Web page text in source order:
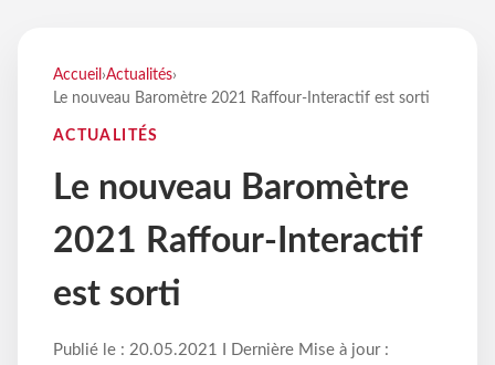
Accueil ›Actualités›
Le nouveau Baromètre 2021 Raffour-Interactif est sorti
ACTUALITÉS
Le nouveau Baromètre
2021 Raffour-Interactif
est sorti
Publié le : 20.05.2021 I Dernière Mise à jour :